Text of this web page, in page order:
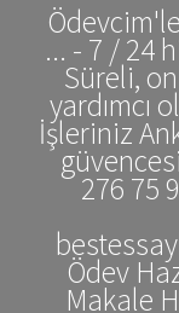
... - 7 / 24
Süreli,
yardımcı
İşleriniz
276 75
Ödev
Makale